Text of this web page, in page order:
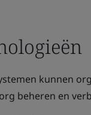
kunnen
beheren en